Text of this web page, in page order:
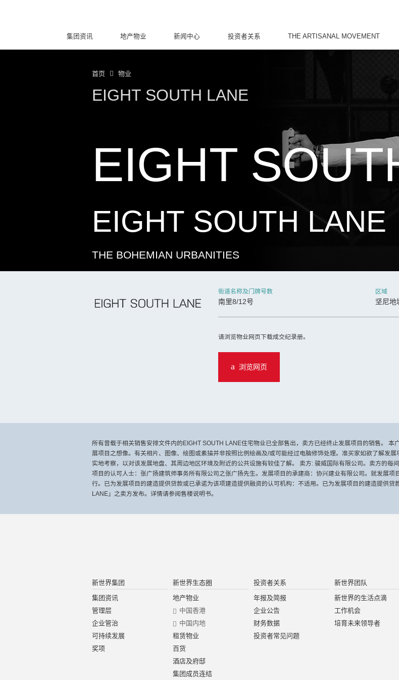
集团资讯 地产物业 新闻中心 投资者关系 THE ARTISANAL MOVEMENT
首页 物业
EIGHT SOUTH LANE
EIGHT
EIGHT SOUTH LANE
THE BOHEMIAN URBANITIES
街道名称及门牌号数
南里8/12号
区域
坚尼地
请浏览物业网页下载成交纪录册。
浏览网页
所有曾载于相关销售安排文件内的EIGHT SOUTH LANE住宅物业已全部售出，卖方已经终止发展项目的销售。
展项目之想像。有关相片、图像、绘图或素描并非按照比例绘画及/或可能经过电脑修饰处理。准买家如欲了解发
实地考察，以对该发展地盘、其周边地区环境及附近的公共设施有较佳了解。 卖方: 骏威国际有限公司。卖方的
项目的认可人士：张广扬建筑师事务所有限公司之张广扬先生。发展项目的承建商：协兴建业有限公司。就发展
行。已为发展项目的建造提供贷款或已承诺为该项建造提供融资的认可机构：不适用。已为发展项目的建造提供
LANE」之卖方发布。详情请参阅售楼说明书。
新世界集团
集团资讯
管理层
企业管治
可持续发展
奖项
新世界生态圈
地产物业
中国香港
中国内地
租赁物业
百货
酒店及府邸
集团成员连结
投资者关系
年报及简报
企业公告
财务数据
投资者常见问题
新世界团队
新世界的生活点滴
工作机会
培育未来领导者